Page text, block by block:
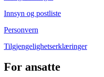
Innsyn og postliste
Personvern
Tilgjengelighetserklæringer
For ansatte